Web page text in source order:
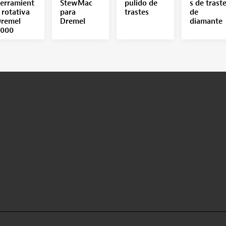
rotativa
StewMac
para
Dremel
pulido de
trastes
s de
de
diamante